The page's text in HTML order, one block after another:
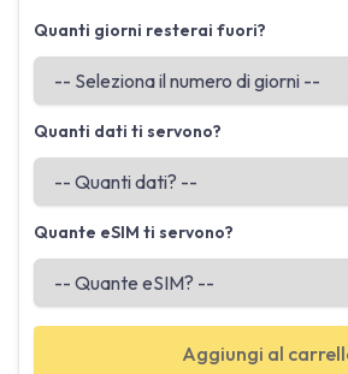
Quanti giorni resterai fuori?
Quanti dati ti servono?
Quante eSIM ti servono?
Aggiungi al